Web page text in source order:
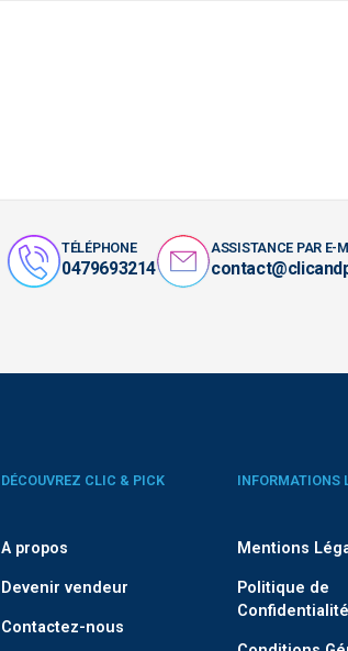
TÉLÉPHONE
0479693214
ASSISTANCE PAR E-
DÉCOUVREZ CLIC & PICK
A propos
Devenir vendeur
Contactez-nous
INFORMATIONS
Mentions
Politique de
Confidentialité